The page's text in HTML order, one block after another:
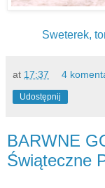
Sweterek,
at 17:37 4
Udostępnij
BARWNE
Świąteczne